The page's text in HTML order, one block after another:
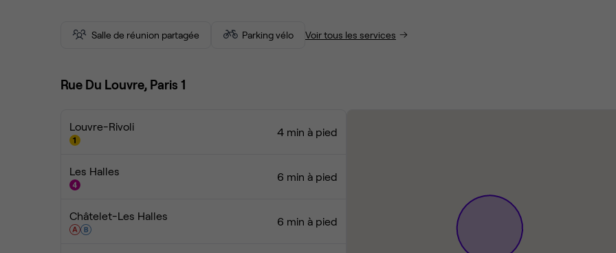
Salle de réunion partagée Parking vélo Voir tous les services
Rue Du Louvre, Paris 1
Louvre-Rivoli 4 min à pied
Les Halles 6 min à pied
Châtelet-Les Halles 6 min à pied